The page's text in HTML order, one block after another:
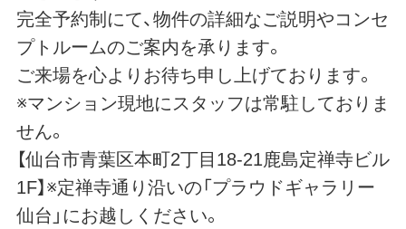
完全予約制にて、物件の詳細なご説明やコンセ
プトルームのご案内を承ります。
ご来場を心よりお待ち申し上げております。
※マンション現地にスタッフは常駐しておりま
せん。
【仙台市青葉区本町2丁目18-21鹿島定禅寺ビル
1F】※定禅寺通り沿いの「プラウドギャラリー
仙台」にお越しください。